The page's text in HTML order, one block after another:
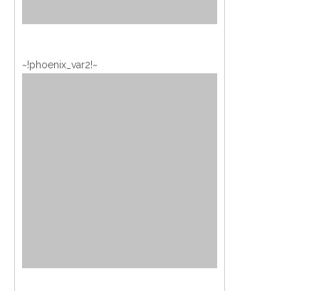
~!phoenix_var2!~